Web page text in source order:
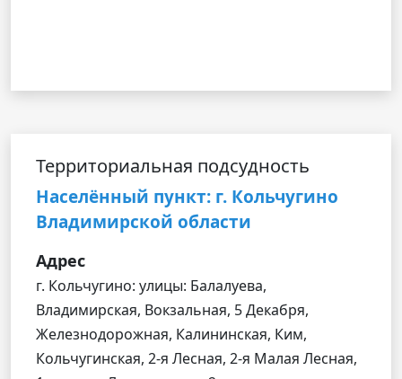
Территориальная подсудность
Населённый пункт: г. Кольчугино
Владимирской области
Адрес
г. Кольчугино: улицы: Балалуева,
Владимирская, Вокзальная, 5 Декабря,
Железнодорожная, Калининская, Ким,
Кольчугинская, 2-я Лесная, 2-я Малая Лесная,